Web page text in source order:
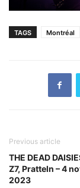
TAGS Montréal
Previous article
THE DEAD
Z7, Pratteln – 4
2023